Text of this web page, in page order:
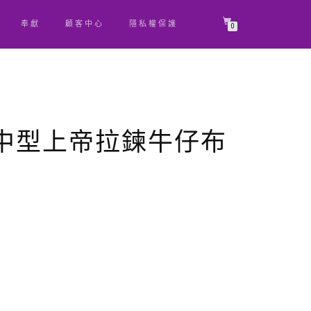
奉獻 顧客中心 隱私權保護 0
型上帝拉鍊牛仔布